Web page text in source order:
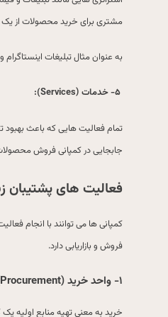
مشتری برای خرید محصولات از یک
به عنوان مثال تبلیغات
خدمات(Services):
تمام فعالیت هایی که باعث بهبود
جابجایی در کمپانی فروش
فعالیت های پشتیبان
کمپانی ها می توانند با انجام
فروش و بازاریابی دارد.
۱- واحد خرید ( Procurement
خرید به معنی تهیه منابع اولیه